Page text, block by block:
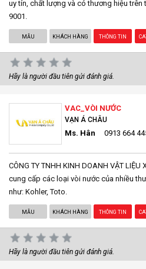
uy tín, chất lượng và có thương hiệu trên
9001.
MẪU KHÁCH HÀNG THÔNG TIN
Hãy là người đầu tiên gửi đánh giá.
VAC_VÒI NƯỚC
VẠN Á CHÂU
Ms. Hân 0913 664
CÔNG TY TNHH KINH DOANH VẬT LIỆU
cung cấp các loại vòi nước của nhiều
như: Kohler, Toto.
MẪU KHÁCH HÀNG THÔNG TIN
Hãy là người đầu tiên gửi đánh giá.